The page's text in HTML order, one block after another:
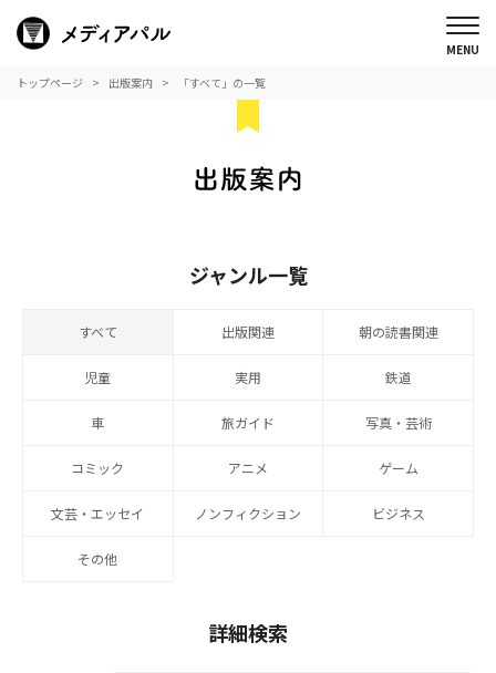
トップページ 出版案内 「すべて」の一覧
ジャンル一覧
すべて 出版関連 朝の読書関連
児童 実用 鉄道
車 旅ガイド 写真・芸術
コミック アニメ ゲーム
文芸・エッセイ ノンフィクション ビジネス
その他
詳細検索